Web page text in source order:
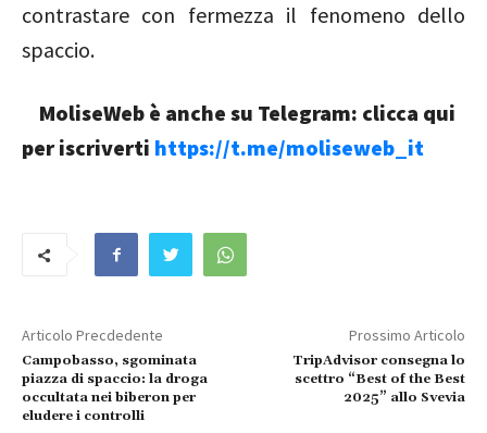
contrastare con fermezza il fenomeno dello
spaccio.
MoliseWeb è anche su Telegram: clicca qui
per iscriverti https://t.me/moliseweb_it
Articolo Precdedente
Campobasso, sgominata
piazza di spaccio: la droga
occultata nei biberon per
eludere i controlli
Prossimo Articolo
TripAdvisor consegna lo
scettro “Best of the Best
2025” allo Svevia